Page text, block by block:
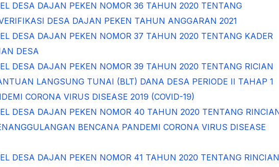
DESA DAJAN PEKEN NOMOR 36 TAHUN 2020 TENTANG
DESA DAJAN PEKEN TAHUN ANGGARAN 2021
DESA DAJAN PEKEN NOMOR 37 TAHUN 2020 TENTANG KADER
DESA
DESA DAJAN PEKEN NOMOR 39 TAHUN 2020 TENTANG RICIAN
LANGSUNG TUNAI (BLT) DANA DESA PERIODE II TAHAP 1
CORONA VIRUS DISEASE 2019 (COVID-19)
DESA DAJAN PEKEN NOMOR 40 TAHUN 2020 TENTANG
BENCANA PANDEMI CORONA VIRUS DISEASE
DESA DAJAN PEKEN NOMOR 41 TAHUN 2020 TENTANG RINCIAN